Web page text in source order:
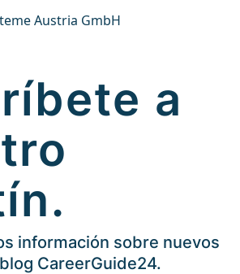
Austria GmbH
a
información sobre nuevos
CareerGuide24.